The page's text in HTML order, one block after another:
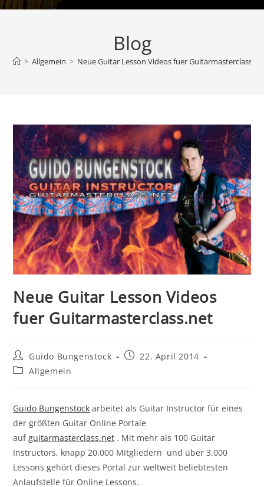
Blog
> Allgemein > Neue Guitar Lesson Videos fuer
Neue Guitar Lesson Videos
fuer Guitarmasterclass.net
Beitrags-
Autor:
Guido Bungenstock
Beitrag22. April 2014
Beitrags-
Allgemein
Guido Bungenstock arbeitet als Guitar Instructor für eines
der größten Guitar Online Portale
aufguitarmasterclass.net . Mit mehr als 100 Guitar
Instructors, knapp 20.000 Mitgliedern und über 3.000
Lessons gehört dieses Portal zur weltweit beliebtesten
Anlaufstelle für Online Lessons.